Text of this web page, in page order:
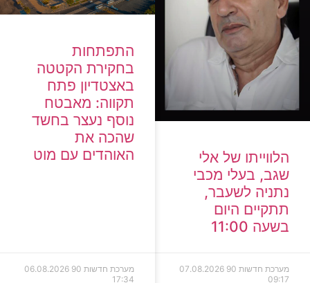
הלווייתו של אלי
שגב, בעלי מכבי
נתניה לשעבר,
תתקיים היום
בשעה 11:00
מערכת חדשות 90
07.08.2026
09:17
התפתחות
בחקירת הקטטה
באצטדיון פתח
תקווה: מאבטח
נוסף נעצר בחשד
שהכה את
האוהדים עם מוט
מערכת חדשות 90
06.08.2026
17:34